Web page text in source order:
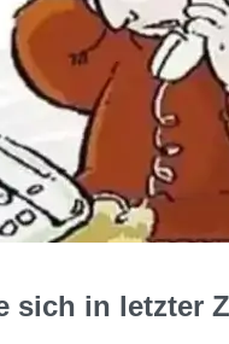
sich in letzter